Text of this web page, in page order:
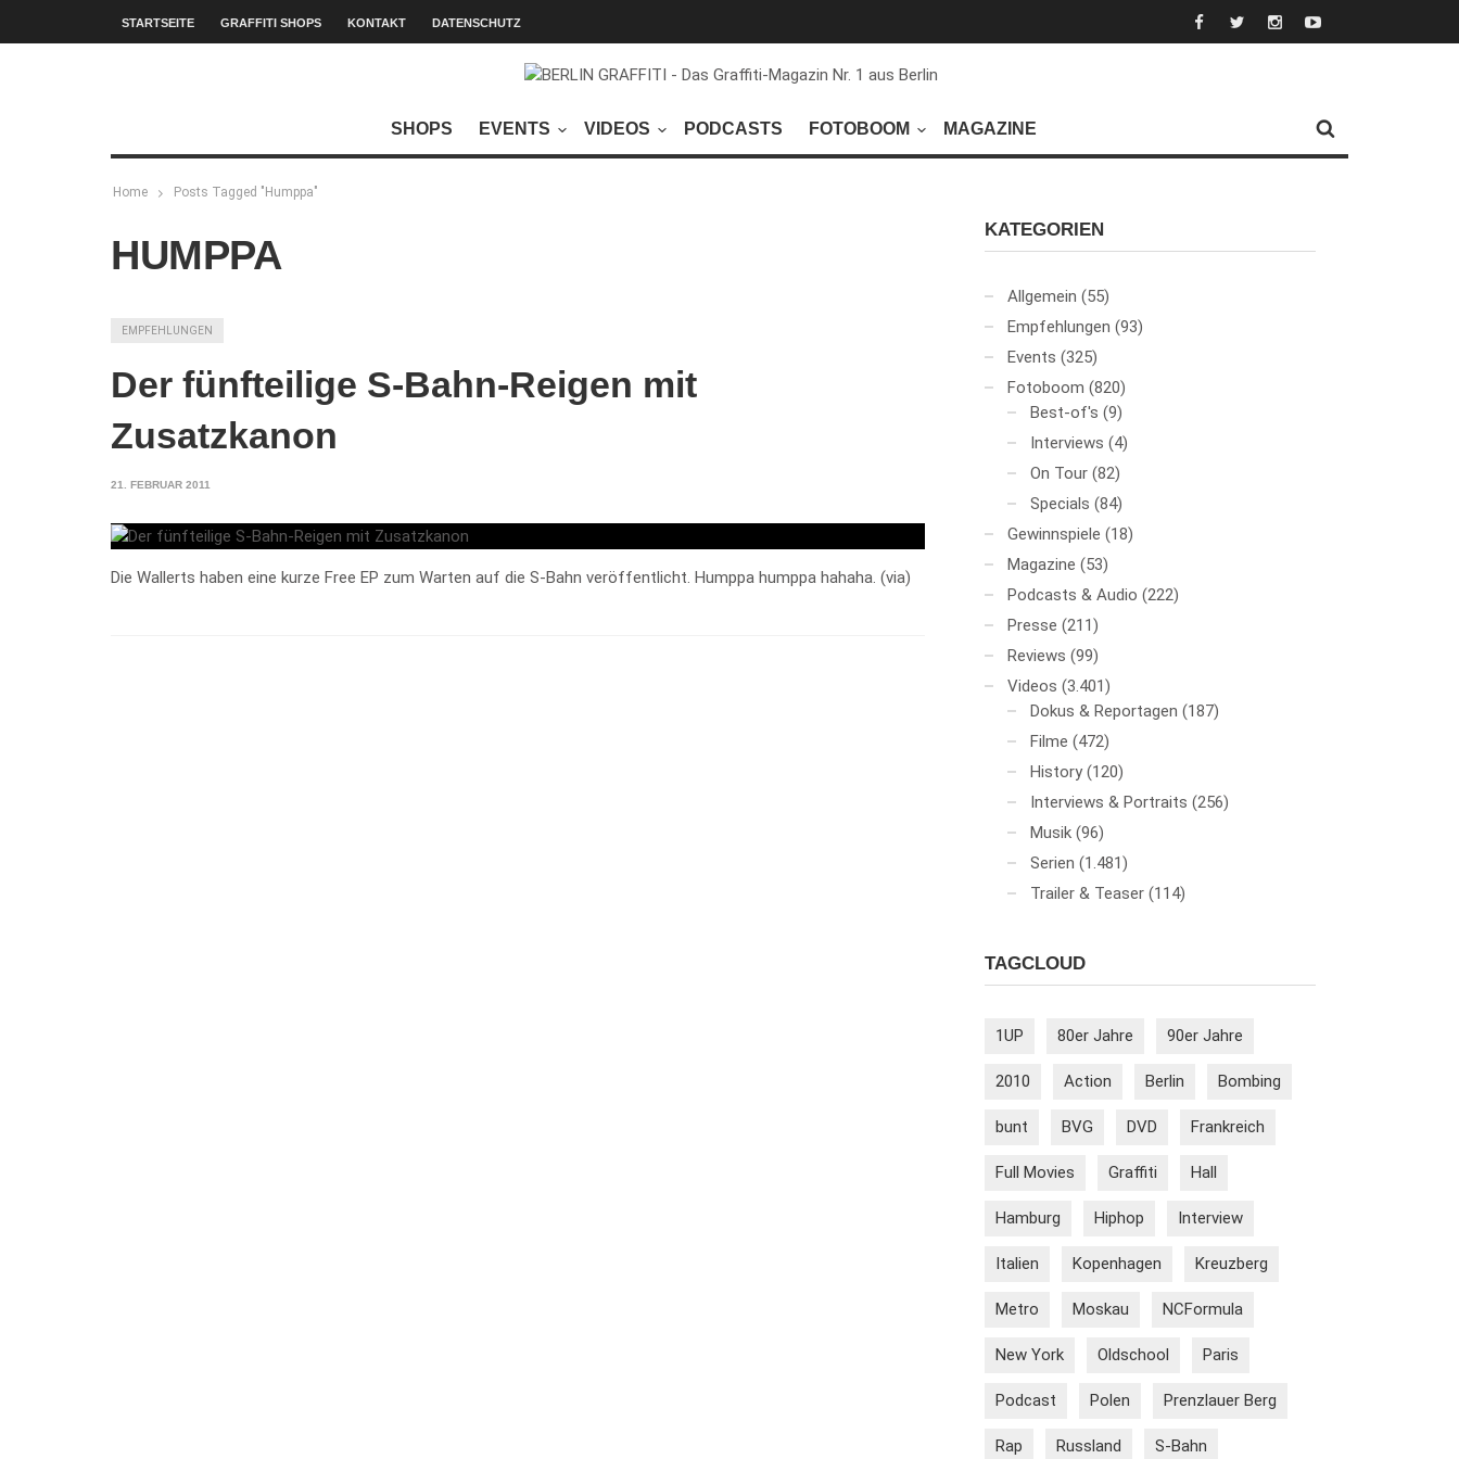
STARTSEITE GRAFFITI SHOPS KONTAKT DATENSCHUTZ
SHOPS EVENTS VIDEOS PODCASTS FOTOBOOM MAGAZINE
Home Posts Tagged "Humppa"
HUMPPA
EMPFEHLUNGEN
Der fünfteilige S-Bahn-Reigen mit
Zusatzkanon
21. FEBRUAR 2011
Die Wallerts haben eine kurze Free EP zum Warten auf die S-Bahn veröffentlicht. Humppa humppa hahaha. (via)
KATEGORIEN
Allgemein (55)
Empfehlungen (93)
Events (325)
Fotoboom (820)
Best-of's (9)
Interviews (4)
On Tour (82)
Specials (84)
Gewinnspiele (18)
Magazine (53)
Podcasts & Audio (222)
Presse (211)
Reviews (99)
Videos (3.401)
Dokus & Reportagen (187)
Filme (472)
History (120)
Interviews & Portraits (256)
Musik (96)
Serien (1.481)
Trailer & Teaser (114)
TAGCLOUD
1UP 80er Jahre 90er Jahre
2010 Action Berlin Bombing
bunt BVG DVD Frankreich
Full Movies Graffiti Hall
Hamburg Hiphop Interview
Italien Kopenhagen Kreuzberg
Metro Moskau NCFormula
New York Oldschool Paris
Podcast Polen Prenzlauer Berg
Rap Russland S-Bahn